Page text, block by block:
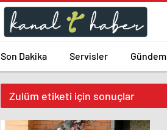
Son Dakika Servisler Gündem
Zulüm etiketi için sonuçlar